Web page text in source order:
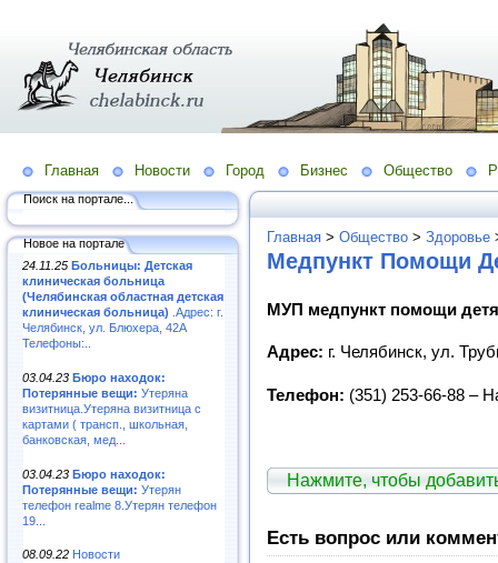
Главная Новости Город Бизнес Общество
Поиск на портале...
Новое на портале
24.11.25 Больницы: Детская
клиническая больница
(Челябинская областная детская
клиническая больница) .Адрес: г.
Челябинск, ул. Блюхера, 42А
Телефоны:..
03.04.23 Бюро находок:
Потерянные вещи: Утеряна
визитница.Утеряна визитница с
картами ( трансп., школьная,
банковская, мед...
03.04.23 Бюро находок:
Потерянные вещи: Утерян
телефон realme 8.Утерян телефон
19...
08.09.22 Новости
Главная > Общество > Здоровье
Медпункт Помощи
МУП медпункт помощи
Адрес: г. Челябинск, ул.
Телефон: (351) 253-66-88 –
Нажмите, чтобы
Есть вопрос или